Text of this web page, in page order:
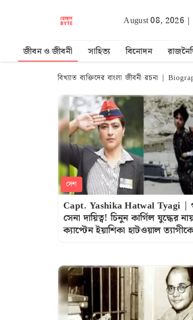
August 08, 2026
জীবন ও জীবনী সাহিত্য বিনোদন
বিখ্যাত ব্যক্তিদের বাংলা জীবনী রচনা |
দেশ
Capt. Yashika Hatwal Tyagi |
সেনা দায়িত্ব! চিনুন কার্গিল যুদ্ধের
ক্যাপ্টেন ইয়াশিকা হাটওয়াল